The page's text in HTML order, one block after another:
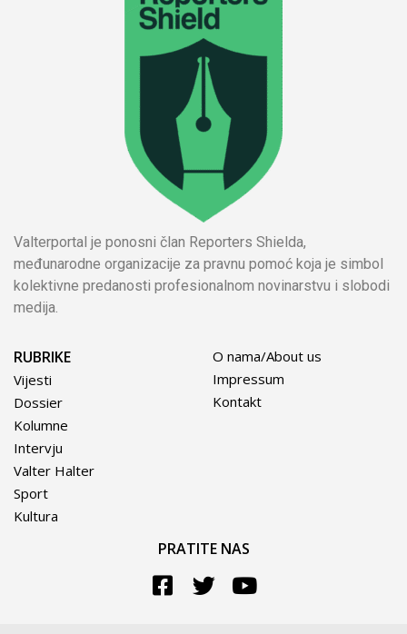
Valterportal je ponosni član Reporters Shielda,
međunarodne organizacije za pravnu pomoć koja je simbol
kolektivne predanosti profesionalnom novinarstvu i slobodi
medija.
RUBRIKE
Vijesti
Dossier
Kolumne
Intervju
Valter Halter
Sport
Kultura
O nama/About us
Impressum
Kontakt
PRATITE NAS